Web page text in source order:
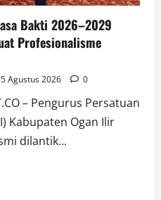
Bakti 2026–2029
Profesionalisme
5 Agustus 2026 0
– Pengurus Persatuan
Kabupaten Ogan Ilir
dilantik...